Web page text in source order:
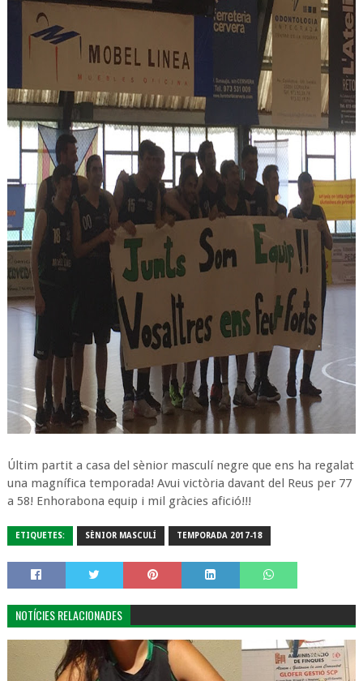
Últim partit a casa del sènior masculí negre que ens ha regalat
una magnífica temporada! Avui victòria davant del Reus per 77
a 58! Enhorabona equip i mil gràcies afició!!!
ETIQUETES: SÈNIOR MASCULÍ TEMPORADA 2017-18
NOTÍCIES RELACIONADES